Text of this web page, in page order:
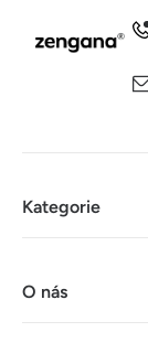
Kategorie
O nás